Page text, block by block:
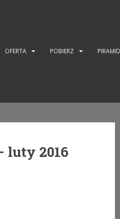
OFERTA POBIERZ
luty 2016